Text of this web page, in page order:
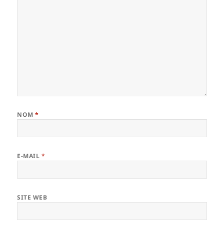
NOM*
E-MAIL *
SITE WEB